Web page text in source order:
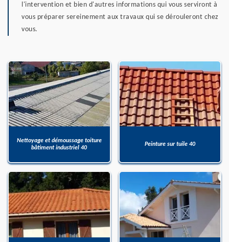
l'intervention et bien d'autres informations qui vous serviront à
vous préparer sereinement aux travaux qui se dérouleront chez
vous.
Nettoyage et démoussage toiture
bâtiment industriel 40
Peinture sur tuile 40